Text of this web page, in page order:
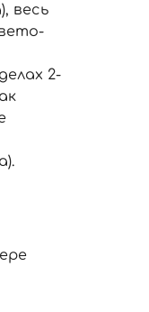
весь
2-